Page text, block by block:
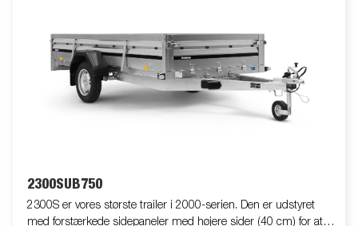
2300SUB750
2300S er vores største trailer i 2000-serien. Den er udstyret
med forstærkede sidepaneler med højere sider (40 cm) for at